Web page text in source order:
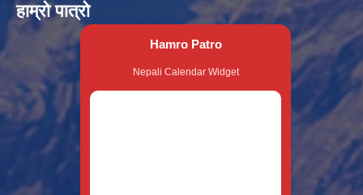
हाम्रो पात्रो
Hamro Patro
Nepali Calendar Widget